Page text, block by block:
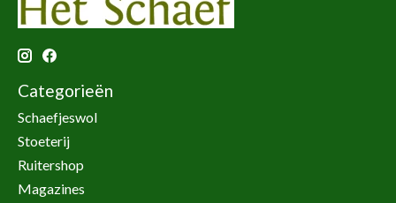
Categorieën
Schaefjeswol
Stoeterij
Ruitershop
Magazines